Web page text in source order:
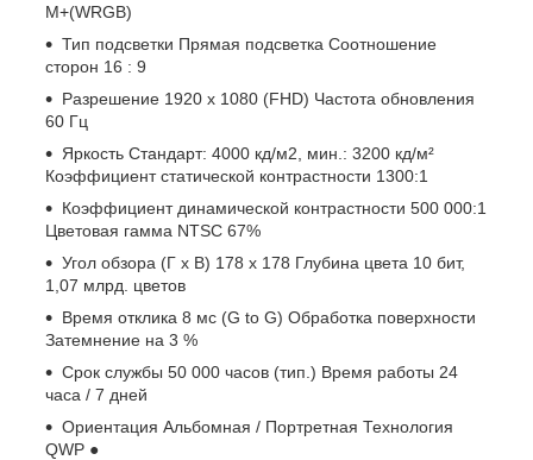
M+(WRGB)
Тип подсветки Прямая подсветка Соотношение
сторон 16 : 9
Разрешение 1920 x 1080 (FHD) Частота обновления
60 Гц
Яркость Стандарт: 4000 кд/м2, мин.: 3200 кд/м²
Коэффициент статической контрастности 1300:1
Коэффициент динамической контрастности 500 000:1
Цветовая гамма NTSC 67%
Угол обзора (Г x В) 178 x 178 Глубина цвета 10 бит,
1,07 млрд. цветов
Время отклика 8 мс (G to G) Обработка поверхности
Затемнение на 3 %
Срок службы 50 000 часов (тип.) Время работы 24
часа / 7 дней
Ориентация Альбомная / Портретная Технология
QWP ●